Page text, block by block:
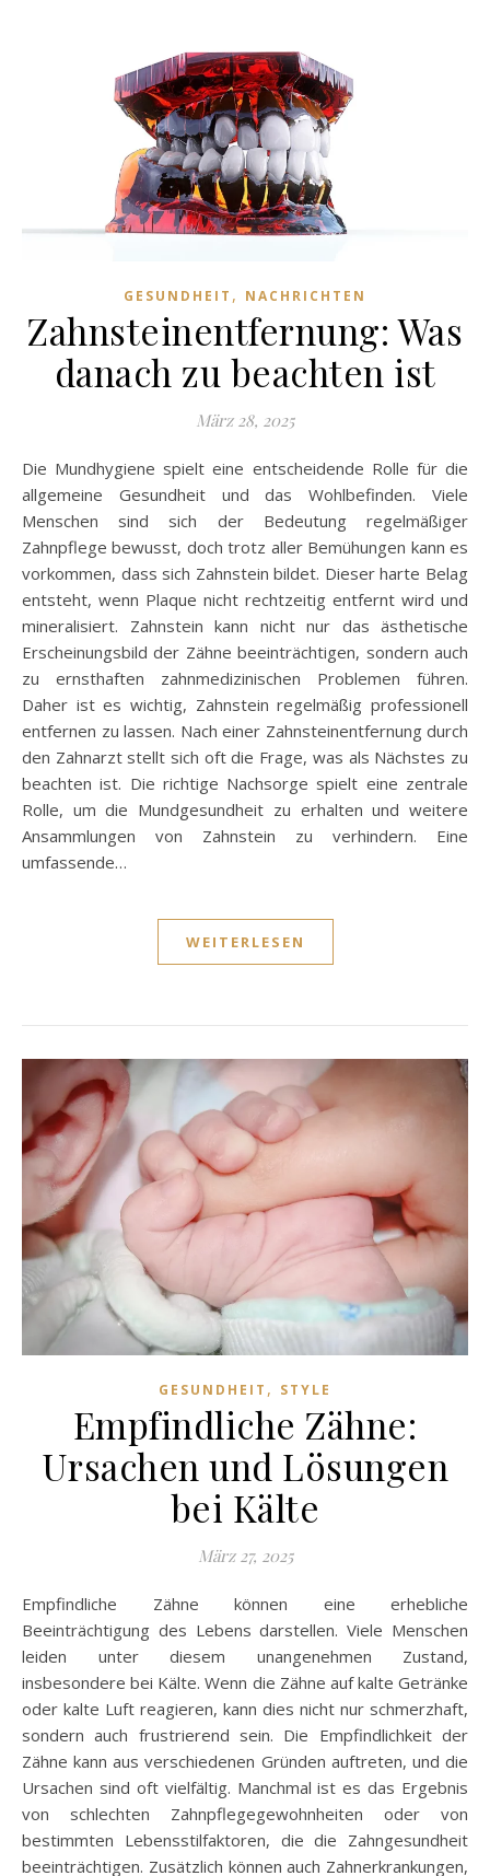
GESUNDHEIT , NACHRICHTEN
Zahnsteinentfernung: Was
danach zu beachten ist
März 28, 2025
Die Mundhygiene spielt eine entscheidende Rolle für die
allgemeine Gesundheit und das Wohlbefinden. Viele
Menschen sind sich der Bedeutung regelmäßiger
Zahnpflege bewusst, doch trotz aller Bemühungen kann es
vorkommen, dass sich Zahnstein bildet. Dieser harte Belag
entsteht, wenn Plaque nicht rechtzeitig entfernt wird und
mineralisiert. Zahnstein kann nicht nur das ästhetische
Erscheinungsbild der Zähne beeinträchtigen, sondern auch
zu ernsthaften zahnmedizinischen Problemen führen.
Daher ist es wichtig, Zahnstein regelmäßig professionell
entfernen zu lassen. Nach einer Zahnsteinentfernung durch
den Zahnarzt stellt sich oft die Frage, was als Nächstes zu
beachten ist. Die richtige Nachsorge spielt eine zentrale
Rolle, um die Mundgesundheit zu erhalten und weitere
Ansammlungen von Zahnstein zu verhindern. Eine
umfassende…
WEITERLESEN
GESUNDHEIT , STYLE
Empfindliche Zähne:
Ursachen und Lösungen
bei Kälte
März 27, 2025
Empfindliche Zähne können eine erhebliche
Beeinträchtigung des Lebens darstellen. Viele Menschen
leiden unter diesem unangenehmen Zustand,
insbesondere bei Kälte. Wenn die Zähne auf kalte Getränke
oder kalte Luft reagieren, kann dies nicht nur schmerzhaft,
sondern auch frustrierend sein. Die Empfindlichkeit der
Zähne kann aus verschiedenen Gründen auftreten, und die
Ursachen sind oft vielfältig. Manchmal ist es das Ergebnis
von schlechten Zahnpflegegewohnheiten oder von
bestimmten Lebensstilfaktoren, die die Zahngesundheit
beeinträchtigen. Zusätzlich können auch Zahnerkrankungen,